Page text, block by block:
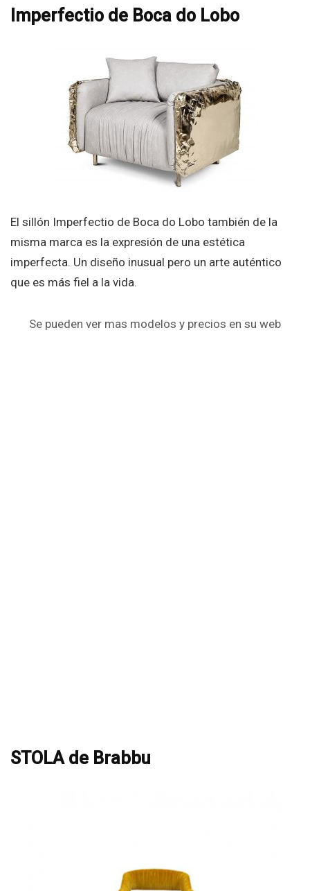
Imperfectio de Boca do Lobo
El sillón Imperfectio de Boca do Lobo también de la
misma marca es la expresión de una estética
imperfecta. Un diseño inusual pero un arte auténtico
que es más fiel a la vida.
Se pueden ver mas modelos y precios en su web
STOLA de Brabbu